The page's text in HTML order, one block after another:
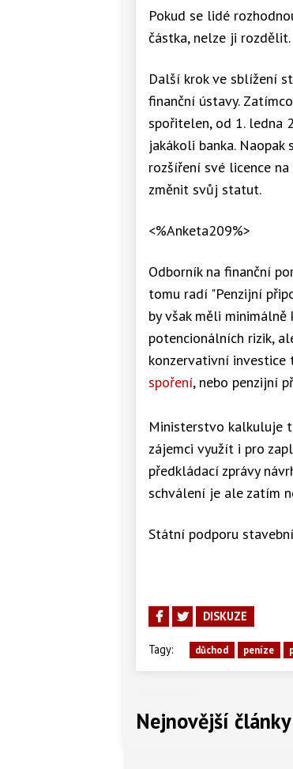
Pokud se lidé
částka, nelze ji rozdělit.
Další krok ve sblížení
finanční ústavy.
spořitelen, od 1. ledna
jakákoli banka.
rozšíření své licence
změnit svůj statut.
<%Anketa209%>
Odborník na finanční
tomu radí "Penzijní
by však měli
potencionálních rizik,
konzervativní
spoření, nebo penzijní
Ministerstvo kalkuluje
zájemci využít i pro
předkládací zprávy
schválení je ale zatím
Státní podporu
DISKUZE
Tagy: důchod peníze
Nejnovější články